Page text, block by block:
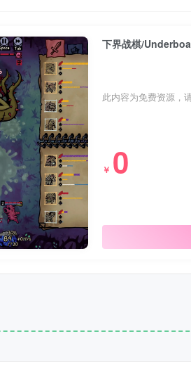
下界战棋/
此内容为免费资源，
￥ 0